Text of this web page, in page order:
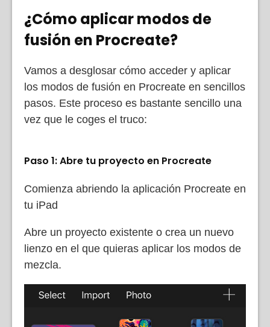
¿Cómo aplicar modos de
fusión en Procreate?
Vamos a desglosar cómo acceder y aplicar
los modos de fusión en Procreate en sencillos
pasos. Este proceso es bastante sencillo una
vez que le coges el truco:
Paso 1: Abre tu proyecto en Procreate
Comienza abriendo la aplicación Procreate en
tu iPad
Abre un proyecto existente o crea un nuevo
lienzo en el que quieras aplicar los modos de
mezcla.